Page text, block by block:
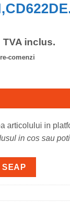
TVA inclus.
comenzi
78C2UKE,
articolului in
in cos sau
SEAP